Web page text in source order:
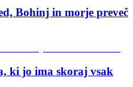
Bohinj in morje preveč
ki jo ima skoraj vsak